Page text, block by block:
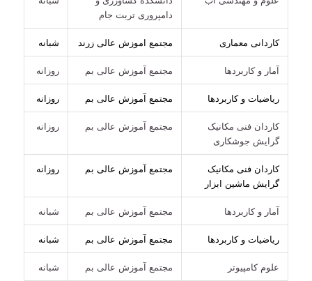
دامپروری تربت جام
کاردانی معماری مجتمع اموزش عالی زرند شبانه
آمار و کاربردها مجتمع آموزش عالی بم روزانه
ریاضیات و کاربردها مجتمع آموزش عالی بم روزانه
کاردان فنی مکانیک
گرایش جوشکاری
مجتمع آموزش عالی بم روزانه
کاردان فنی مکانیک
گرایش ماشین ابزار
مجتمع آموزش عالی بم روزانه
آمار و کاربردها مجتمع آموزش عالی بم شبانه
ریاضیات و کاربردها مجتمع آموزش عالی بم شبانه
علوم کامپیوتر مجتمع آموزش عالی بم شبانه